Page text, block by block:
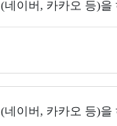
(네이버, 카카오 등)을
(네이버, 카카오 등)을